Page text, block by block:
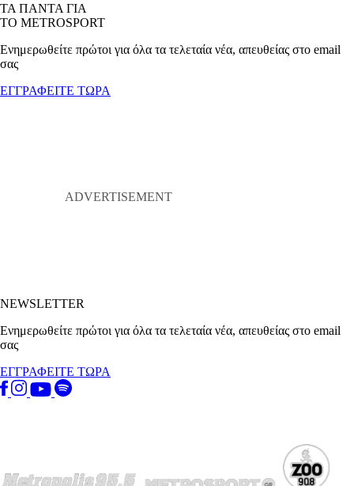
ΤΑ ΠΑΝΤΑ ΓΙΑ
ΤΟ METROSPORT
Ενημερωθείτε πρώτοι για όλα τα τελεταία νέα, απευθείας στο email
σας
ΕΓΓΡΑΦΕΙΤΕ ΤΩΡΑ
NEWSLETTER
Ενημερωθείτε πρώτοι για όλα τα τελεταία νέα, απευθείας στο email
σας
ΕΓΓΡΑΦΕΙΤΕ ΤΩΡΑ